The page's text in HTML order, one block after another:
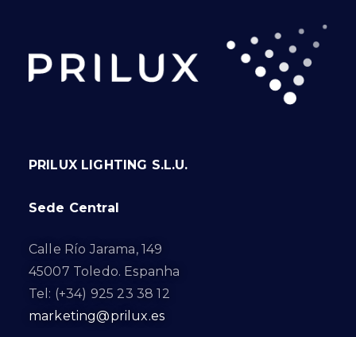
PRILUX LIGHTING S.L.U.
Sede Central
Calle Río Jarama, 149
45007 Toledo. Espanha
Tel: (+34) 925 23 38 12
marketing@prilux.es